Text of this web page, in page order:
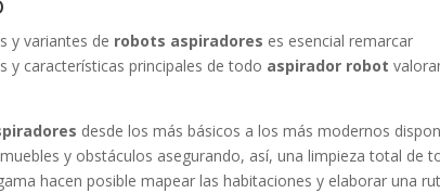
y variantes de robots aspiradores es esencial remarcar
y características principales de todo aspirador robot
desde los más básicos a los más modernos
y obstáculos asegurando, así, una limpieza total de
hacen posible mapear las habitaciones y elaborar una